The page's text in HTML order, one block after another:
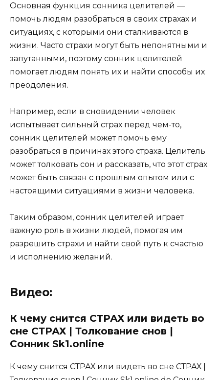
Основная функция сонника целителей —
помочь людям разобраться в своих страхах и
ситуациях, с которыми они сталкиваются в
жизни. Часто страхи могут быть непонятными и
запутанными, поэтому сонник целителей
помогает людям понять их и найти способы их
преодоления.
Например, если в сновидении человек
испытывает сильный страх перед чем-то,
сонник целителей может помочь ему
разобраться в причинах этого страха. Целитель
может толковать сон и рассказать, что этот страх
может быть связан с прошлым опытом или с
настоящими ситуациями в жизни человека.
Таким образом, сонник целителей играет
важную роль в жизни людей, помогая им
разрешить страхи и найти свой путь к счастью
и исполнению желаний.
Видео:
К чему снится СТРАХ или видеть во
сне СТРАХ | Толкование снов |
Сонник Sk1.online
К чему снится СТРАХ или видеть во сне СТРАХ |